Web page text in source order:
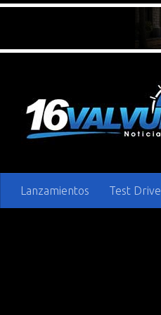
Lanzamientos Test Drive